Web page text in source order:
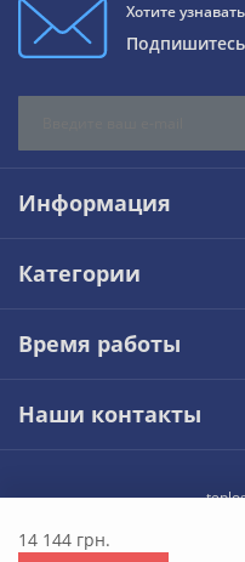
14 144 грн.
Хотите
Информация
Категории
Время работы
Наши контакты